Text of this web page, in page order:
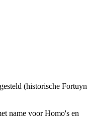
(historische Fortuyn
name voor Homo's en